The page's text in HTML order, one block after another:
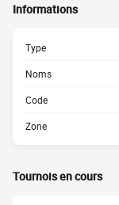
Informations
Type
Noms
Code
Zone
Tournois en cours